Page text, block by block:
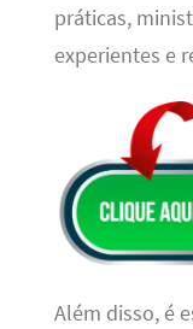
práticas,
experientes e
Além disso, é